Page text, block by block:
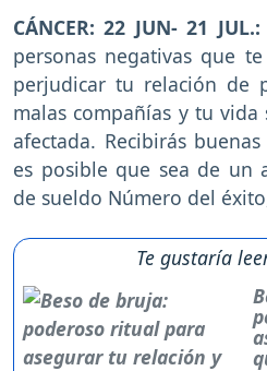
CÁNCER: 22 JUN- 21 JUL.:
personas negativas que
perjudicar tu relación de
malas compañías y tu
afectada. Recibirás
es posible que sea de un
de sueldo Número del
Te gustaría